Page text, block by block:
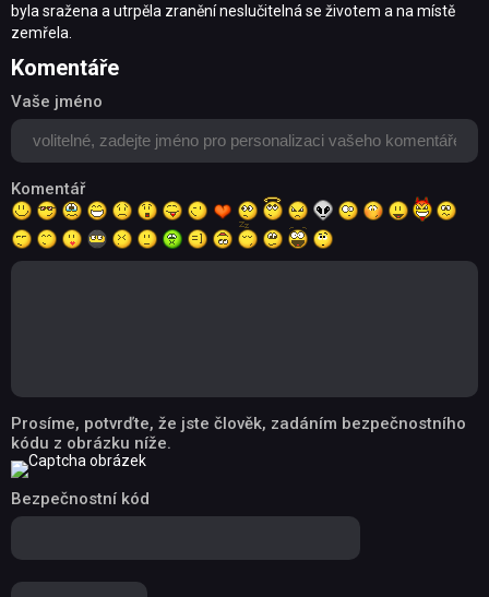
byla sražena a utrpěla zranění neslučitelná se životem a na místě
zemřela.
Komentáře
Vaše jméno
Komentář
Prosíme, potvrďte, že jste člověk, zadáním bezpečnostního
kódu z obrázku níže.
Bezpečnostní kód